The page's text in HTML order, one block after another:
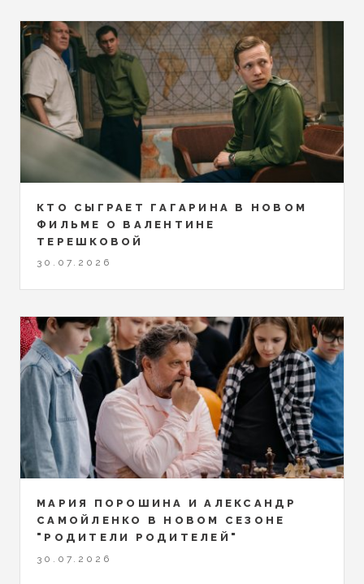
КТО СЫГРАЕТ ГАГАРИНА В НОВОМ
ФИЛЬМЕ О ВАЛЕНТИНЕ
ТЕРЕШКОВОЙ
30.07.2026
МАРИЯ ПОРОШИНА И АЛЕКСАНДР
САМОЙЛЕНКО В НОВОМ СЕЗОНЕ
"РОДИТЕЛИ РОДИТЕЛЕЙ"
30.07.2026